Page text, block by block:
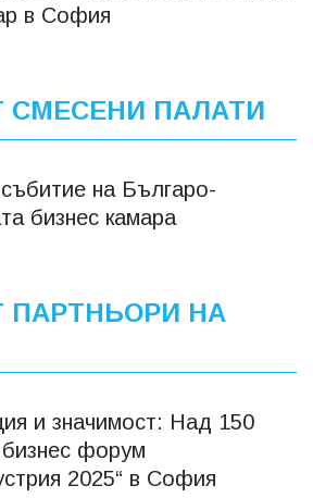
в София
СМЕСЕНИ ПАЛАТИ
на Българо-
бизнес камара
ПАРТНЬОРИ НА
и значимост: Над 150
бизнес форум
2025“ в София